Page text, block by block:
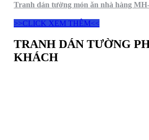
Tranh dán tường món ăn nhà hàng
>>CLICK XEM THÊM<<
TRANH DÁN TƯỜNG
KHÁCH